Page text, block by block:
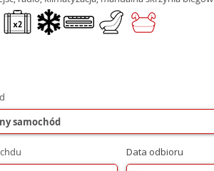
Data odbioru
e